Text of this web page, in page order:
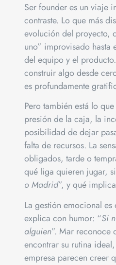
Ser founder es un viaje
contraste. Lo que más
evolución del proyecto,
uno” improvisado hasta
del equipo y el
construir algo desde
es profundamente
Pero también está lo
presión de la caja, la
posibilidad de dejar
falta de recursos. La
obligados, tarde o
qué liga quieren jugar,
o Madrid”, y qué
La gestión emocional
explica con humor: “Si
alguien”. Mar reconoce
encontrar su rutina
empresa parecen creer